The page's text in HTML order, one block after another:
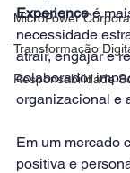
MicroPower
Transformação
Responsabilidade
Experience é
necessidade
atrair, engajar e
colaborador
organizacional e
Em um mercado
positiva e